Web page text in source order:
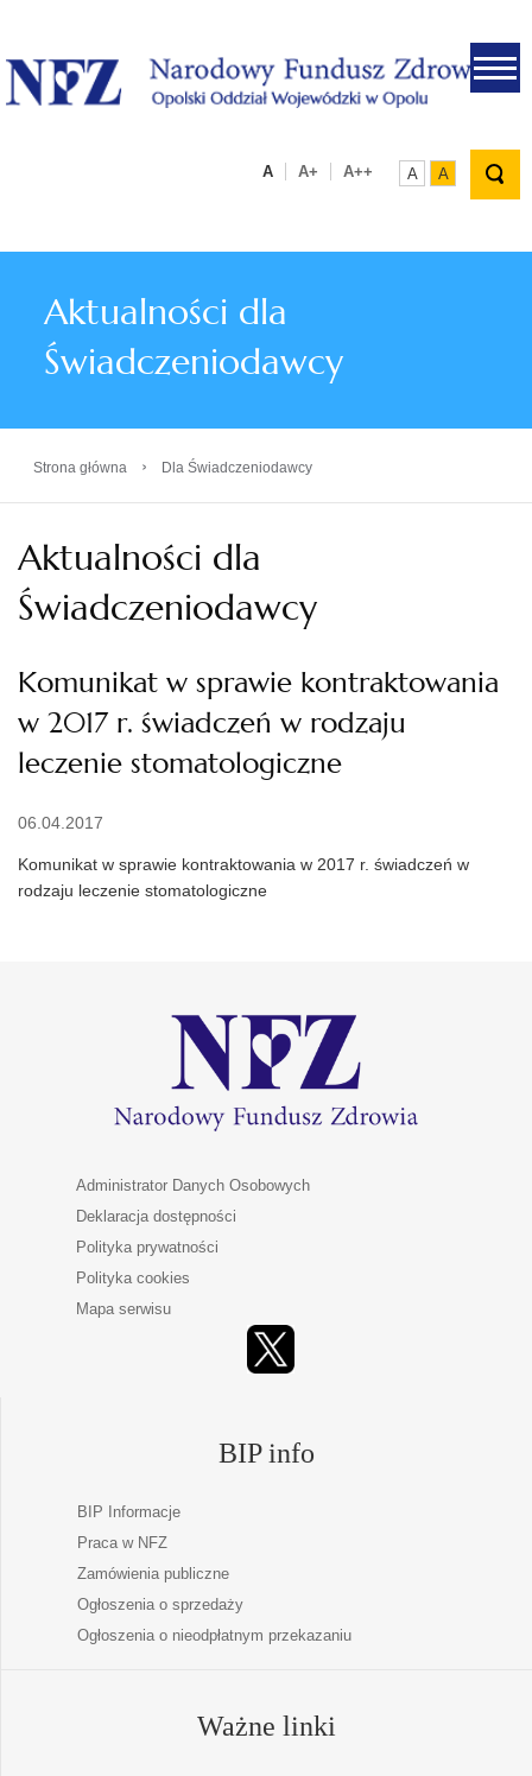
.
A A+ A++ A A
Aktualności dla
Świadczeniodawcy
Strona główna › Dla Świadczeniodawcy
Aktualności dla
Świadczeniodawcy
Komunikat w sprawie kontraktowania
w 2017 r. świadczeń w rodzaju
leczenie stomatologiczne
06.04.2017
Komunikat w sprawie kontraktowania w 2017 r. świadczeń w
rodzaju leczenie stomatologiczne
Administrator Danych Osobowych
Deklaracja dostępności
Polityka prywatności
Polityka cookies
Mapa serwisu
BIP info
BIP Informacje
Praca w NFZ
Zamówienia publiczne
Ogłoszenia o sprzedaży
Ogłoszenia o nieodpłatnym przekazaniu
Ważne linki